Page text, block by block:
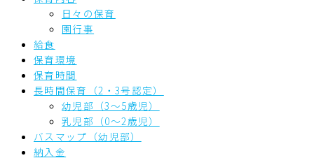
日々の保育
園行事
給食
保育環境
保育時間
長時間保育（2・3号認定）
幼児部（3～5歳児）
乳児部（0～2歳児）
バスマップ（幼児部）
納入金